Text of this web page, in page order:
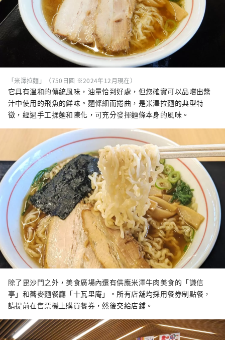
「米澤拉麵」（750日圓 ※2024年12月現在）
它具有溫和的傳統風味，油量恰到好處，但您確實可以品嚐出醬
汁中使用的飛魚的鮮味。麵條細而捲曲，是米澤拉麵的典型特
徵，經過手工揉麵和陳化，可充分發揮麵條本身的風味。
除了毘沙門之外，美食廣場內還有供應米澤牛肉美食的「謙信
亭」和蕎麥麵餐廳「十瓦里庵」。所有店舖均採用餐券制點餐，
請提前在售票機上購買餐券，然後交給店鋪。